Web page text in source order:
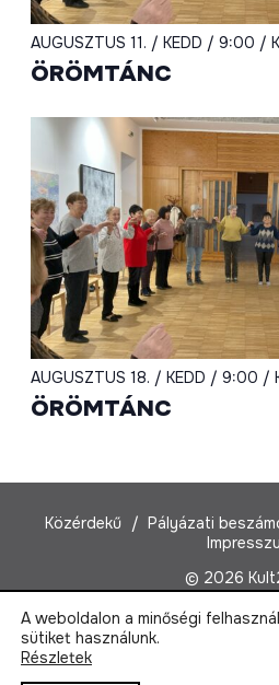
AUGUSZTUS 11. / KEDD / 9:00 /
ÖRÖMTÁNC
AUGUSZTUS 18. / KEDD / 9:00 /
ÖRÖMTÁNC
Közérdekű Pályázati
© 2026
Kult2
1022 Budapest,
A weboldalon a minőségi
sütiket használunk.
Részletek